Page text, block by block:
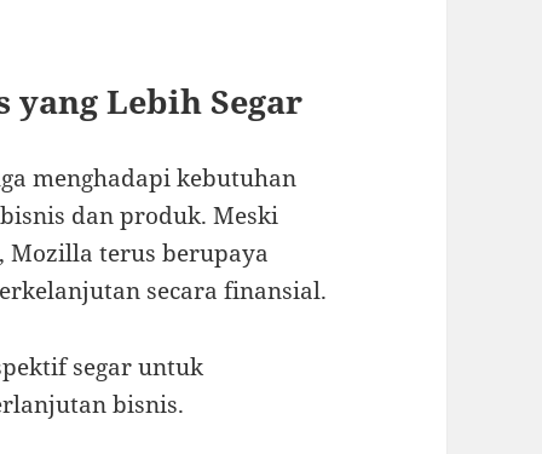
yang Lebih Segar
menghadapi kebutuhan
dan produk. Meski
terus berupaya
secara finansial.
segar untuk
bisnis.